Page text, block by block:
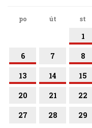
po út st
1
6 7 8
13 14 15
20 21 22
27 28 29